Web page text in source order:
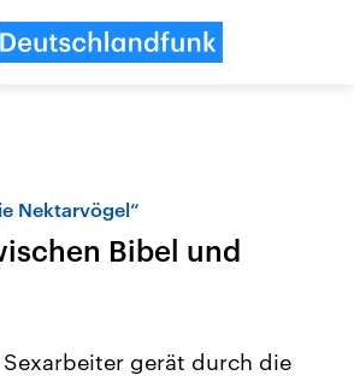
Nektarvögel“
Bibel und
Sexarbeiter gerät durch die